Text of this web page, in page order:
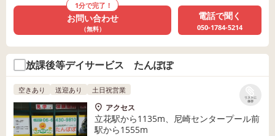
1分で完了！
お問い合わせ
（無料）
電話で聞く
050-1784-5214
放課後等デイサービス たんぽぽ
リストに
保存
空きあり 送迎あり 土日祝営業
アクセス
立花駅から1135m、尼崎センタープール前
駅から1555m